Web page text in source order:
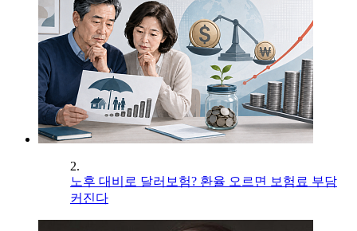
2.
노후 대비로 달러보험? 환율 오르면 보험료 부담
커진다